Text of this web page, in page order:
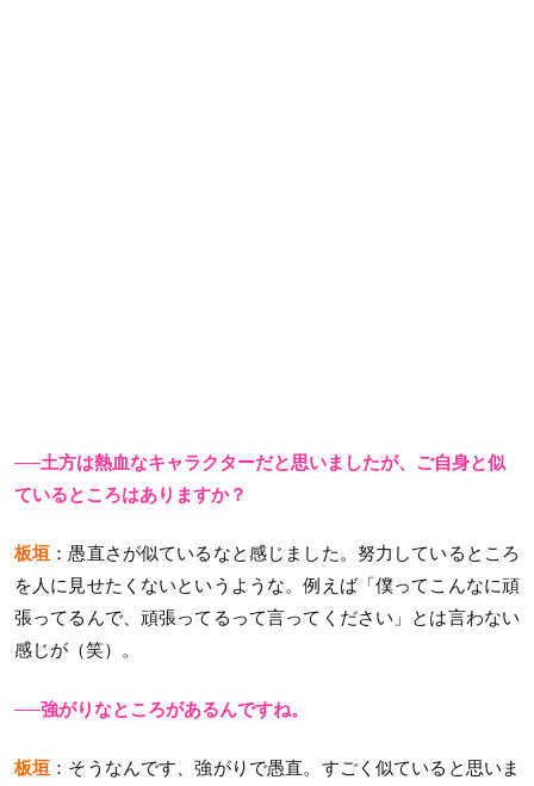
──土方は熱血なキャラクターだと思いましたが、ご自身と似
ているところはありますか？
板垣 ：愚直さが似ているなと感じました。努力しているところ
を人に見せたくないというような。例えば「僕ってこんなに頑
張ってるんで、頑張ってるって言ってください」とは言わない
感じが（笑）。
──強がりなところがあるんですね。
板垣 ：そうなんです、強がりで愚直。すごく似ていると思いま